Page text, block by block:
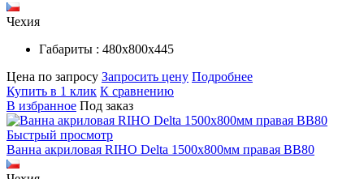
Чехия
Габариты : 480х800х445
Цена по запросу Запросить цену Подробнее
Купить в 1 клик К сравнению
В избранное Под заказ
Быстрый просмотр
Ванна акриловая RIHO Delta 1500x800мм правая BB80